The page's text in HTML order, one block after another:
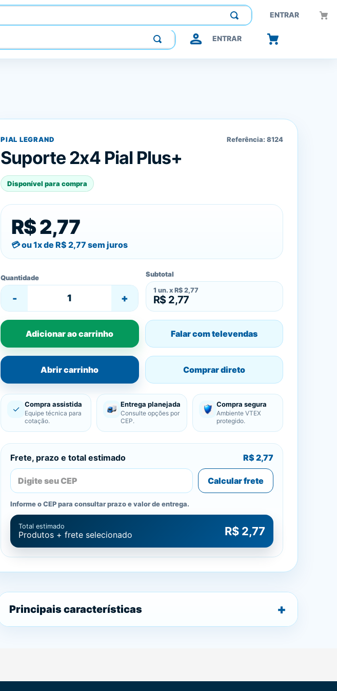
ENTRAR
Construindo confiança, inovando o futuro.
ENTRAR
PIAL LEGRAND Referência: 8124
Suporte 2x4 Pial Plus+
Disponível para compra
R$ 2,77
ou 1x de R$ 2,77 sem juros
Quantidade
- +
Subtotal
1 un. x R$ 2,77
R$ 2,77
Adicionar ao carrinho Falar com televendas
Abrir carrinho Comprar direto
✓ Compra assistida
Equipe técnica para
cotação.
Entrega planejada
Consulte opções por
CEP.
Compra segura
Ambiente VTEX
protegido.
Frete, prazo e total estimado R$ 2,77
Calcular frete
Informe o CEP para consultar prazo e valor de entrega.
Total estimado
Produtos + frete selecionado R$ 2,77
Principais características